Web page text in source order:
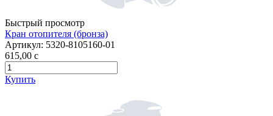
Быстрый просмотр
Кран отопителя (бронза)
Артикул: 5320-8105160-01
615,00 c
Купить